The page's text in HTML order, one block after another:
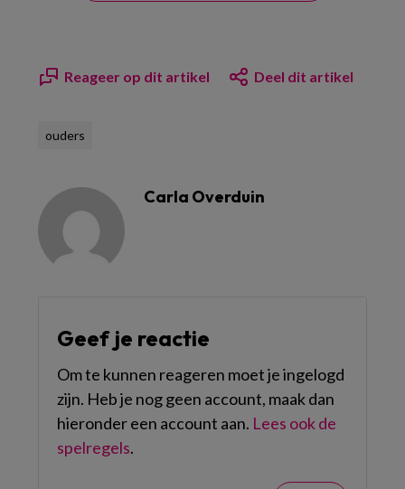
Reageer op dit artikel Deel dit artikel
ouders
Carla Overduin
Geef je reactie
Om te kunnen reageren moet je ingelogd
zijn. Heb je nog geen account, maak dan
hieronder een account aan. Lees ook de
spelregels.